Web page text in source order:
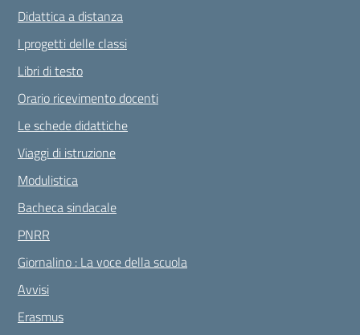
Didattica a distanza
I progetti delle classi
Libri di testo
Orario ricevimento docenti
Le schede didattiche
Viaggi di istruzione
Modulistica
Bacheca sindacale
PNRR
Giornalino : La voce della scuola
Avvisi
Erasmus